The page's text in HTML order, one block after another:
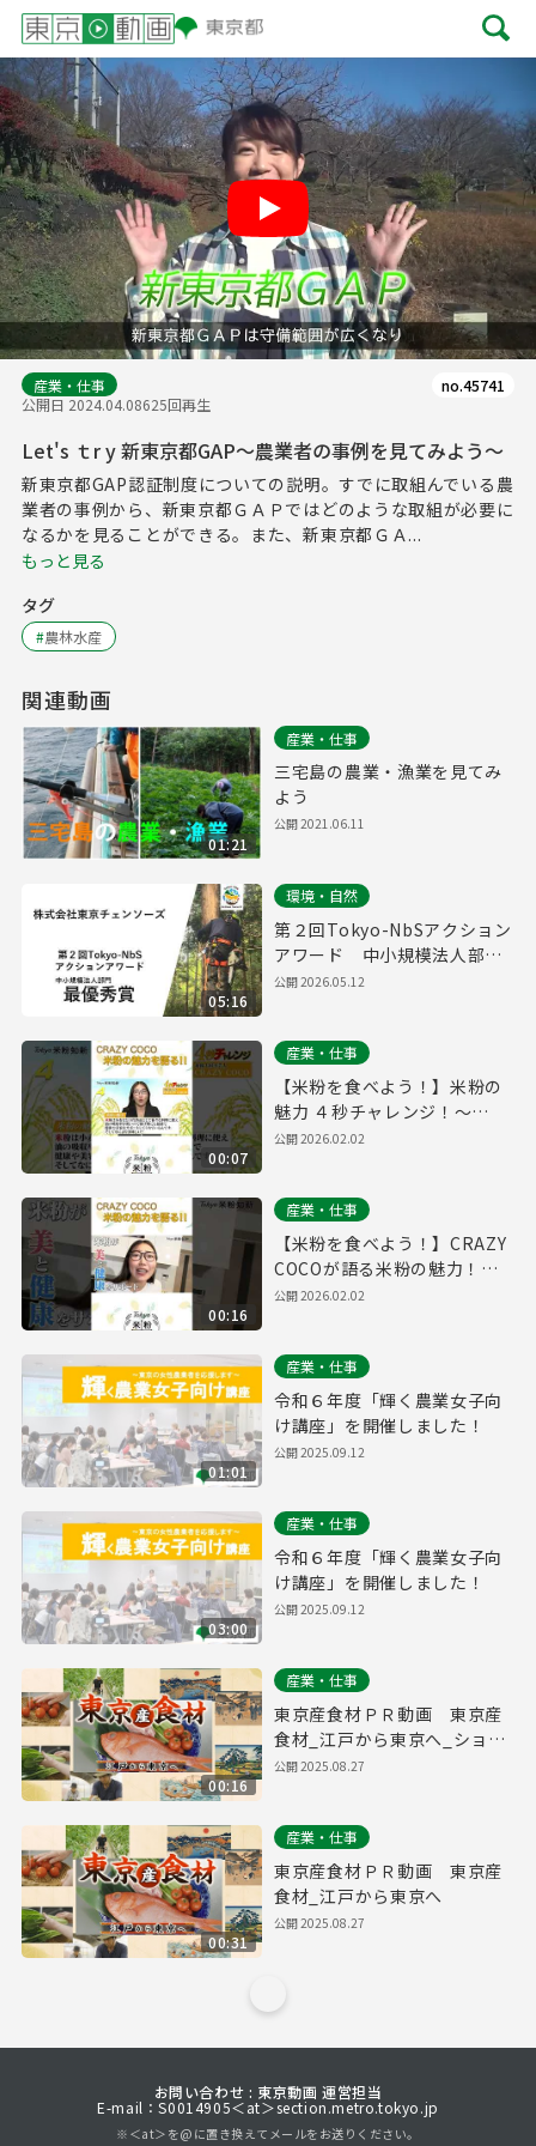
Play
産業・仕事
公開日 2024.04.08625回再生
no.45741
Let's ｔr y 新東京都GAP～農業者の事例を見てみよう～
新東京都GAP認証制度についての説明。すでに取組んでいる農
業者の事例から、新東京都ＧＡＰではどのような取組が必要に
なるかを見ることができる。また、新東京都ＧＡ...
もっと見る
タグ
#農林水産
関連動画
01:21
産業・仕事
三宅島の農業・漁業を見てみ
よう
公開2021.06.11
05:16
環境・自然
第２回Tokyo-NbSアクション
アワード 中小規模法人部
門 最優秀賞取組紹介（株式
公開2026.05.12
00:07
産業・仕事
【米粉を食べよう！】米粉の
魅力 ４秒チャレンジ！～
Tokyo 米粉知新キャンペーン
公開2026.02.02
00:16
産業・仕事
【米粉を食べよう！】CRAZY
COCOが語る米粉の魅力！～
Tokyo 米粉知新キャンペーン
公開2026.02.02
01:01
産業・仕事
令和６年度「輝く農業女子向
け講座」を開催しました！
公開2025.09.12
03:00
産業・仕事
令和６年度「輝く農業女子向
け講座」を開催しました！
公開2025.09.12
00:16
産業・仕事
東京産食材ＰＲ動画 東京産
食材_江戸から東京へ_ショー
トバージョン
公開2025.08.27
00:31
産業・仕事
東京産食材ＰＲ動画 東京産
食材_江戸から東京へ
公開2025.08.27
お問い合わせ : 東京動画 運営担当
E-mail：S0014905＜at＞section.metro.tokyo.jp
※＜at＞を@に置き換えてメールをお送りください。